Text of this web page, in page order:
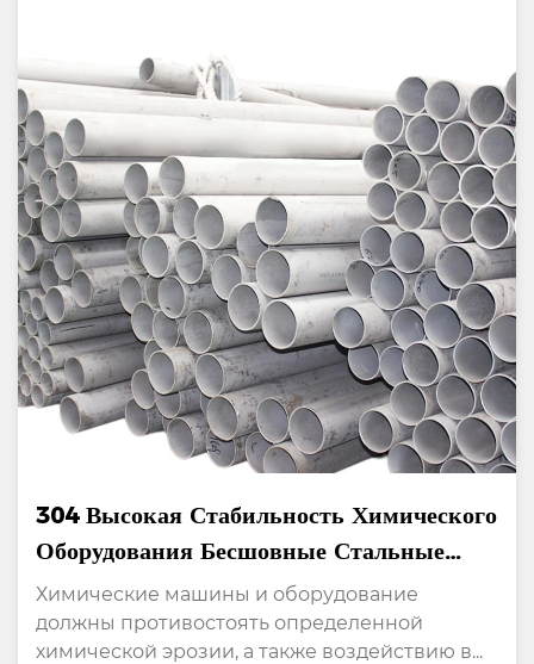
304 Высокая Стабильность Химического
Оборудования Бесшовные Стальные
Трубы Из Нержавеющей Стали
Химические машины и оборудование
должны противостоять определенной
химической эрозии, а также воздействию в...